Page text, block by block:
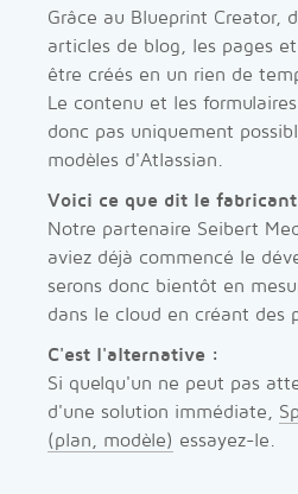
Grâce au Blueprint Creator,
articles de blog, les pages
être créés en un rien de
Le contenu et les
donc pas uniquement
modèles d'Atlassian.
Voici ce que dit le
Notre partenaire Seibert
aviez déjà commencé le
serons donc bientôt en
dans le cloud en créant des
C'est l'alternative :
Si quelqu'un ne peut pas
d'une solution immédiate,
(plan, modèle) essayez-le.